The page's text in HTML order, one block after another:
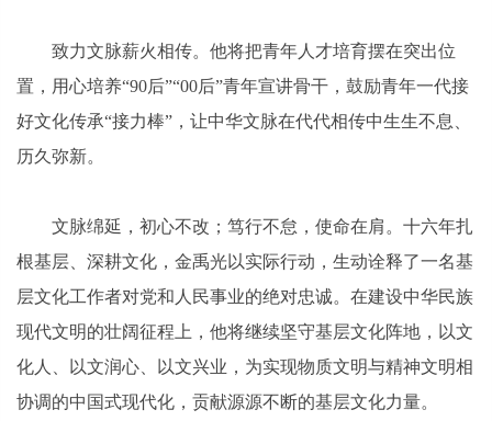
致力文脉薪火相传。他将把青年人才培育摆在突出位
置，用心培养“90后”“00后”青年宣讲骨干，鼓励青年一代接
好文化传承“接力棒”，让中华文脉在代代相传中生生不息、
历久弥新。
文脉绵延，初心不改；笃行不怠，使命在肩。十六年扎
根基层、深耕文化，金禹光以实际行动，生动诠释了一名基
层文化工作者对党和人民事业的绝对忠诚。在建设中华民族
现代文明的壮阔征程上，他将继续坚守基层文化阵地，以文
化人、以文润心、以文兴业，为实现物质文明与精神文明相
协调的中国式现代化，贡献源源不断的基层文化力量。